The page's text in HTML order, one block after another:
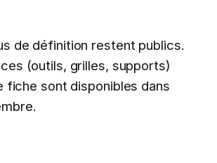
de définition restent publics.
(outils, grilles, supports)
fiche sont disponibles dans